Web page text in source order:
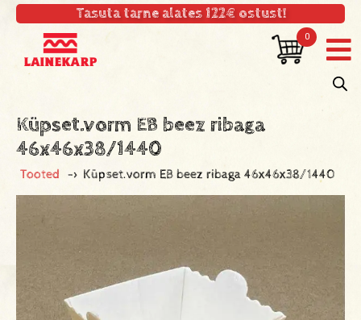
Tasuta tarne alates 122€ ostust!
0
Küpset.vorm EB beez ribaga
46x46x38/1440
Tooted -> Küpset.vorm EB beez ribaga 46x46x38/1440